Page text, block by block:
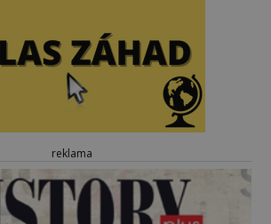
reklama